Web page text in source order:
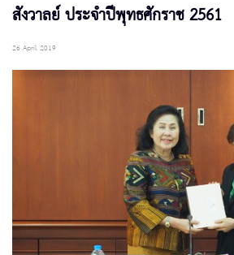
สังวาลย์ ประจำปีพุทธศักราช 2561
26 April 2019